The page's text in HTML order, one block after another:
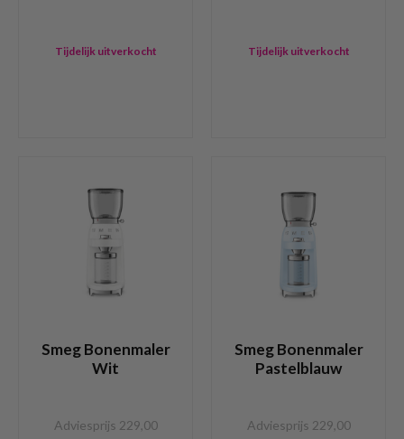
Tijdelijk uitverkocht Tijdelijk uitverkocht
Smeg Bonenmaler
Wit
Adviesprijs 229,00
Smeg Bonenmaler
Pastelblauw
Adviesprijs 229,00